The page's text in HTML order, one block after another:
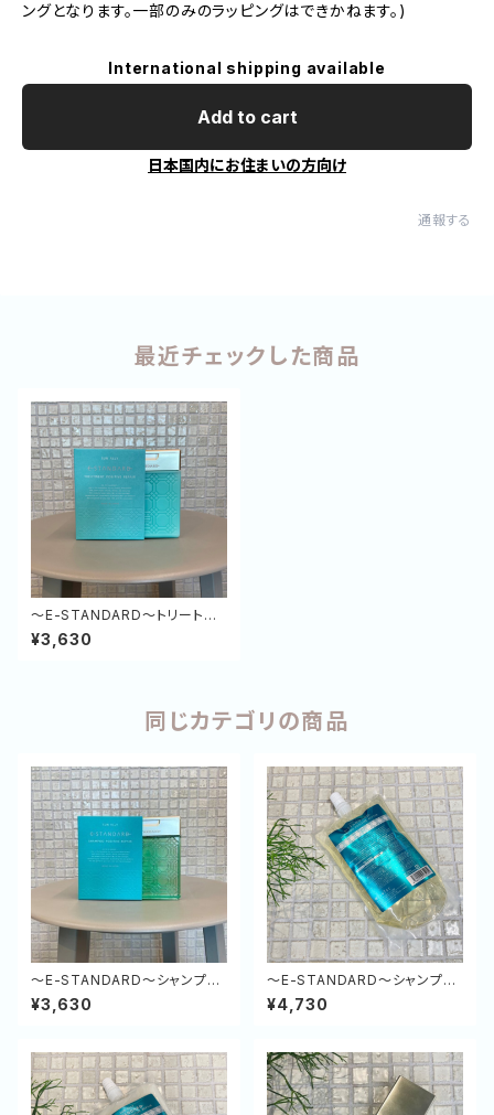
ングとなります。一部のみのラッピングはできかねます。)
International shipping available
Add to cart
日本国内にお住まいの方向け
通報する
最近チェックした商品
～E-STANDARD～トリートメ
ント ポジティブリペア（緑）250
g
¥3,630
同じカテゴリの商品
～E-STANDARD～シャンプー
ポジティブリペア（緑）250ml
¥3,630
～E-STANDARD～シャンプー
ポジティブリペア（緑）500ml
(詰め替え)
¥4,730